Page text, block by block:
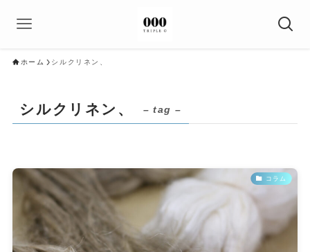
ホーム シルクリネン、
シルクリネン、 – tag –
コラム